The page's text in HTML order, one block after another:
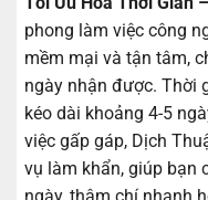
phong làm việc công
mềm mại và tận tâm,
ngày nhận được. Thời
kéo dài khoảng 4-5
việc gấp gáp, Dịch
vụ làm khẩn, giúp bạn